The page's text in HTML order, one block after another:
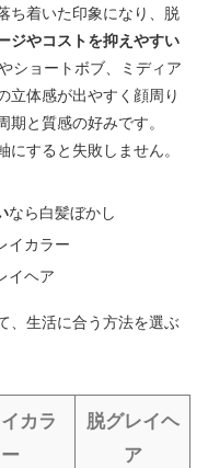
ち着いた印象になり、脱
ジやコストを抑えやすい
ショートボブ、ミディア
立体感が出やすく顔周り
と質感の好みです。
にすると失敗しません。
なら白髪ぼかし
イカラー
イヘア
、生活に合う方法を選ぶ
カラ
ー
脱グレイヘ
ア